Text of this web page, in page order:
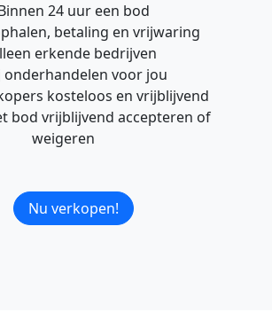
24 uur een bod
betaling en vrijwaring
erkende bedrijven
onderhandelen voor jou
kosteloos en vrijblijvend
bod vrijblijvend accepteren of
weigeren
Nu verkopen!